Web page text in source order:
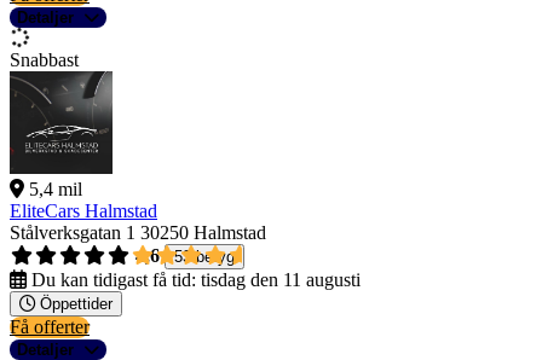
Detaljer
Snabbast
5,4 mil
EliteCars Halmstad
Stålverksgatan 1 30250 Halmstad
4,6
53 betyg
Du kan tidigast få tid: tisdag den 11 augusti
Öppettider
Få offerter
Detaljer